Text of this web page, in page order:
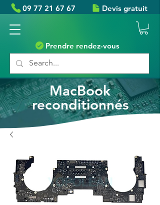
09 77 21 67 67 Devis gratuit
Prendre rendez-vous
MacBook
reconditionnés